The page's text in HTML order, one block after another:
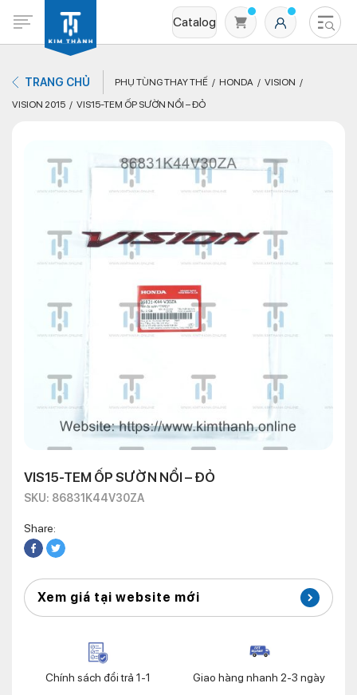
Catalog
TRANG CHỦ PHỤ TÙNG THAY THẾ HONDA
VISION
VISION 2015
VIS15-TEM ỐP SƯỜN NỔI – ĐỎ
VIS15-TEM ỐP SƯỜN NỔI – ĐỎ
SKU: 86831K44V30ZA
Share:
Xem giá tại website mới
Chính sách đổi trả 1-1 Giao hàng nhanh 2-3 ngày